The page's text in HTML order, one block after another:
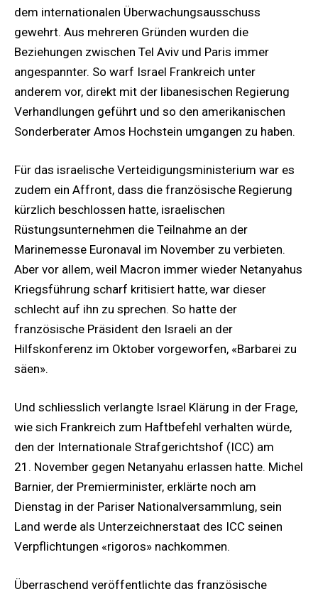
dem internationalen Überwachungsausschuss
gewehrt. Aus mehreren Gründen wurden die
Beziehungen zwischen Tel Aviv und Paris immer
angespannter. So warf Israel Frankreich unter
anderem vor, direkt mit der libanesischen Regierung
Verhandlungen geführt und so den amerikanischen
Sonderberater Amos Hochstein umgangen zu haben.
Für das israelische Verteidigungsministerium war es
zudem ein Affront, dass die französische Regierung
kürzlich beschlossen hatte, israelischen
Rüstungsunternehmen die Teilnahme an der
Marinemesse Euronaval im November zu verbieten.
Aber vor allem, weil Macron immer wieder Netanyahus
Kriegsführung scharf kritisiert hatte, war dieser
schlecht auf ihn zu sprechen. So hatte der
französische Präsident den Israeli an der
Hilfskonferenz im Oktober vorgeworfen, «Barbarei zu
säen».
Und schliesslich verlangte Israel Klärung in der Frage,
wie sich Frankreich zum Haftbefehl verhalten würde,
den der Internationale Strafgerichtshof (ICC) am
21. November gegen Netanyahu erlassen hatte. Michel
Barnier, der Premierminister, erklärte noch am
Dienstag in der Pariser Nationalversammlung, sein
Land werde als Unterzeichnerstaat des ICC seinen
Verpflichtungen «rigoros» nachkommen.
Überraschend veröffentlichte das französische